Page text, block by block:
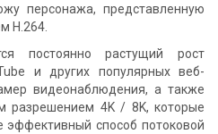
персонажа, представленную
H.264.
постоянно растущий рост
и других популярных веб-
видеонаблюдения, а также
разрешением 4K / 8K, которые
способ потоковой